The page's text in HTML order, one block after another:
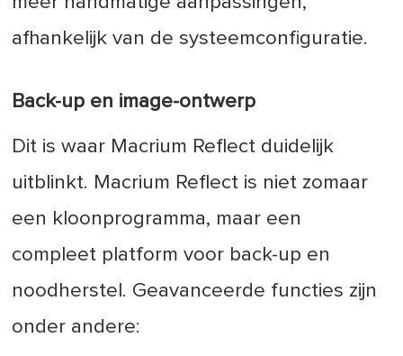
afhankelijk van de systeemconfiguratie.
Back-up en image-ontwerp
Dit is waar Macrium Reflect duidelijk
uitblinkt. Macrium Reflect is niet zomaar
een kloonprogramma, maar een
compleet platform voor back-up en
noodherstel. Geavanceerde functies zijn
onder andere: